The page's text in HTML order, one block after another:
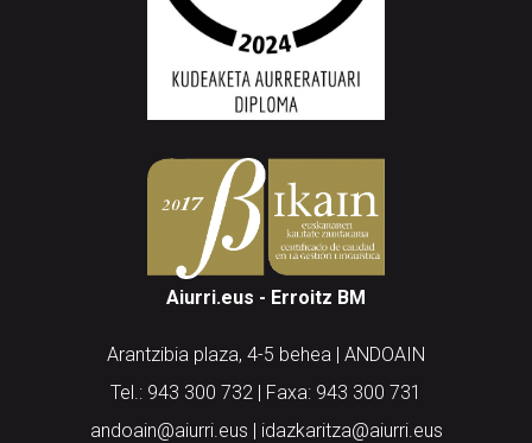
Aiurri.eus - Erroitz BM
Arantzibia plaza, 4-5 behea | ANDOAIN
Tel.: 943 300 732 | Faxa: 943 300 731
andoain@aiurri.eus | idazkaritza@aiurri.eus